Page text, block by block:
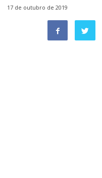
17 de outubro de 2019